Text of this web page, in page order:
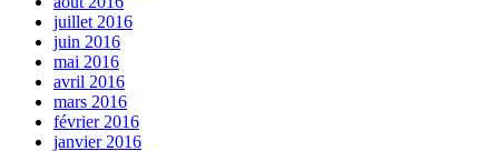
juillet 2016
juin 2016
mai 2016
avril 2016
mars 2016
février 2016
janvier 2016